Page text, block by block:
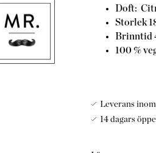
Doft:
Storlek
Brinntid
100 %
Leverans
14 dagars
Kollektionen